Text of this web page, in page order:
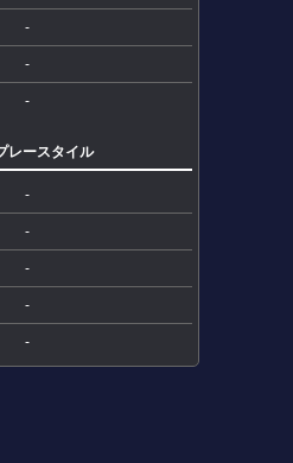
-
-
-
レースタイル
-
-
-
-
-